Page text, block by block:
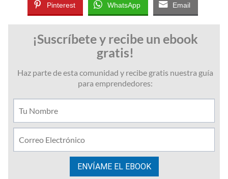
Pinterest WhatsApp Email